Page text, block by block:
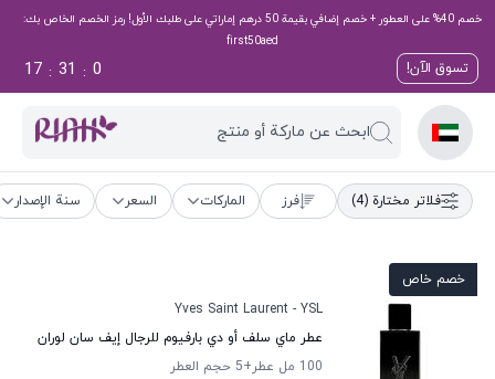
خصم 40% على العطور + خصم إضافي بقيمة 50 درهم إماراتي على طلبك الأول! رمز الخصم الخاص بك:
first50aed
تسوق الآن! 59
:
30
:
17
ابحث عن ماركة أو منتج
فلاتر مختارة (4) فرز الماركات السعر سنة الإصدار
خصم خاص
Yves Saint Laurent - YSL
عطر ماي سلف أو دي بارفيوم للرجال إيف سان لوران
100 مل عطر
+5
حجم العطر